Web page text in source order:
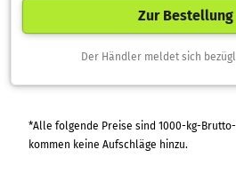
Zur Bestellung
Der Händler meldet sich
*Alle folgende Preise sind 1000-kg-Brutto-
kommen keine Aufschläge hinzu.